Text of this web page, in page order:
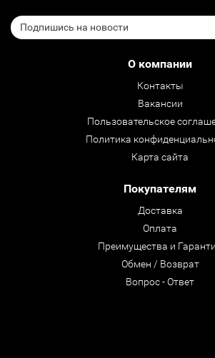
О компании
Контакты
Вакансии
Пользовательское
Политика
Карта сайта
Покупателям
Доставка
Оплата
Преимущества и
Обмен / Возврат
Вопрос - Ответ